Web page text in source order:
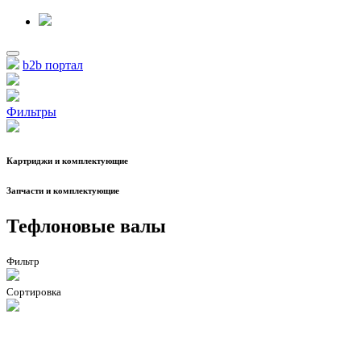
b2b портал
Фильтры
Картриджи и комплектующие
Запчасти и комплектующие
Тефлоновые валы
Фильтр
Сортировка